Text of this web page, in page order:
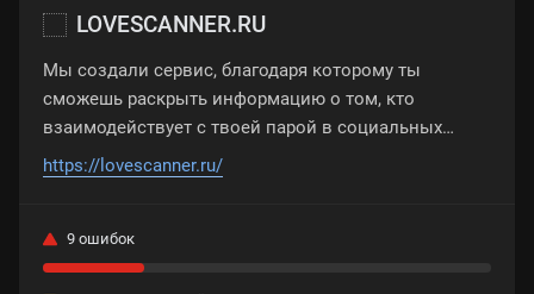
LOVESCANNER.RU
Мы создали сервис, благодаря которому ты
сможешь раскрыть информацию о том, кто
взаимодействует с твоей парой в социальных
сетях. Кто ставит ей лайки и проявляет к ней
https://lovescanner.ru/
9 ошибок